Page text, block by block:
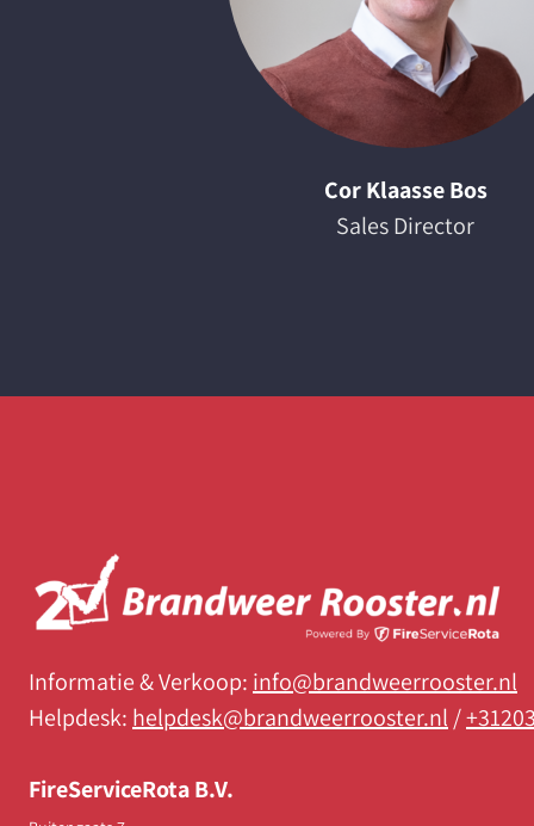
Cor Klaasse Bos
Sales Director
Informatie & Verkoop: info@brandweerrooster.nl
Helpdesk: helpdesk@brandweerrooster.nl /
FireServiceRota B.V.